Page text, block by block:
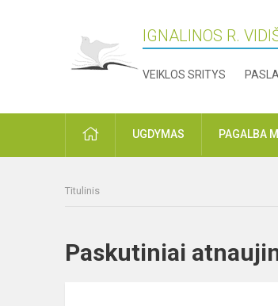
IGNALINOS R.
VEIKLOS SRITYS
PRADŽIAUGDYMAS PAGALBA
Titulinis
Paskutiniai